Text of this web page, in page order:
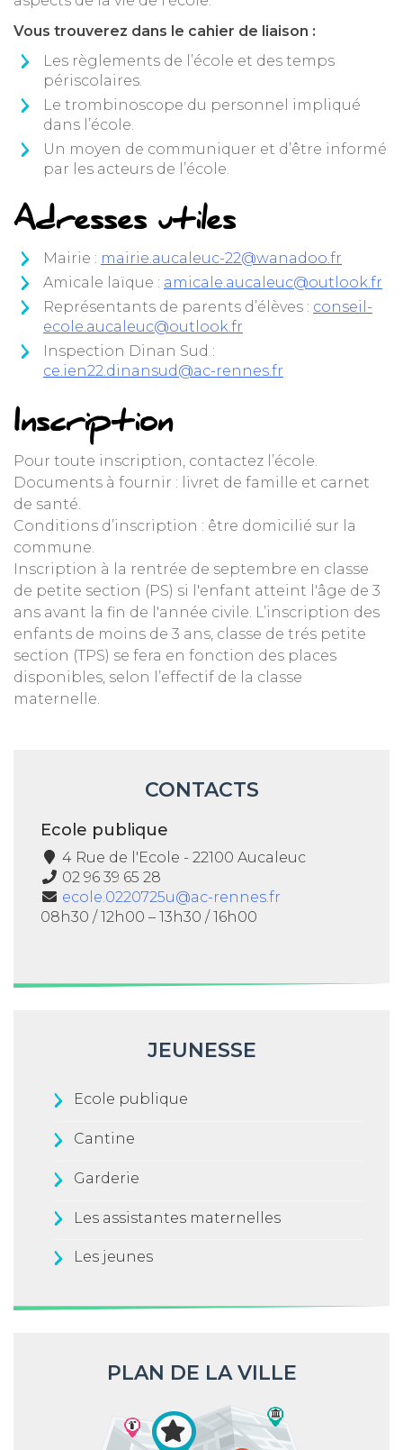
Vous trouverez dans le cahier de liaison :
Les règlements de l’école et des temps
périscolaires.
Le trombinoscope du personnel impliqué
dans l’école.
Un moyen de communiquer et d’être informé
par les acteurs de l’école.
Adresses utiles
Mairie : mairie.aucaleuc-22@wanadoo.fr
Amicale laïque : amicale.aucaleuc@outlook.fr
Représentants de parents d’élèves : conseil-
ecole.aucaleuc@outlook.fr
Inspection Dinan Sud :
ce.ien22.dinansud@ac-rennes.fr
Inscription
Pour toute inscription, contactez l’école.
Documents à fournir : livret de famille et carnet
de santé.
Conditions d’inscription : être domicilié sur la
commune.
Inscription à la rentrée de septembre en classe
de petite section (PS) si l'enfant atteint l'âge de 3
ans avant la fin de l'année civile. L’inscription des
enfants de moins de 3 ans, classe de trés petite
section (TPS) se fera en fonction des places
disponibles, selon l’effectif de la classe
maternelle.
CONTACTS
Ecole publique
4 Rue de l'Ecole - 22100 Aucaleuc
02 96 39 65 28
ecole.0220725u@ac-rennes.fr
08h30 / 12h00 – 13h30 / 16h00
JEUNESSE
Ecole publique
Cantine
Garderie
Les assistantes maternelles
Les jeunes
PLAN DE LA VILLE